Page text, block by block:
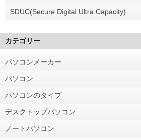
SDUC(Secure Digital Ultra Capacity)
カテゴリー
パソコンメーカー
パソコン
パソコンのタイプ
デスクトップパソコン
ノートパソコン